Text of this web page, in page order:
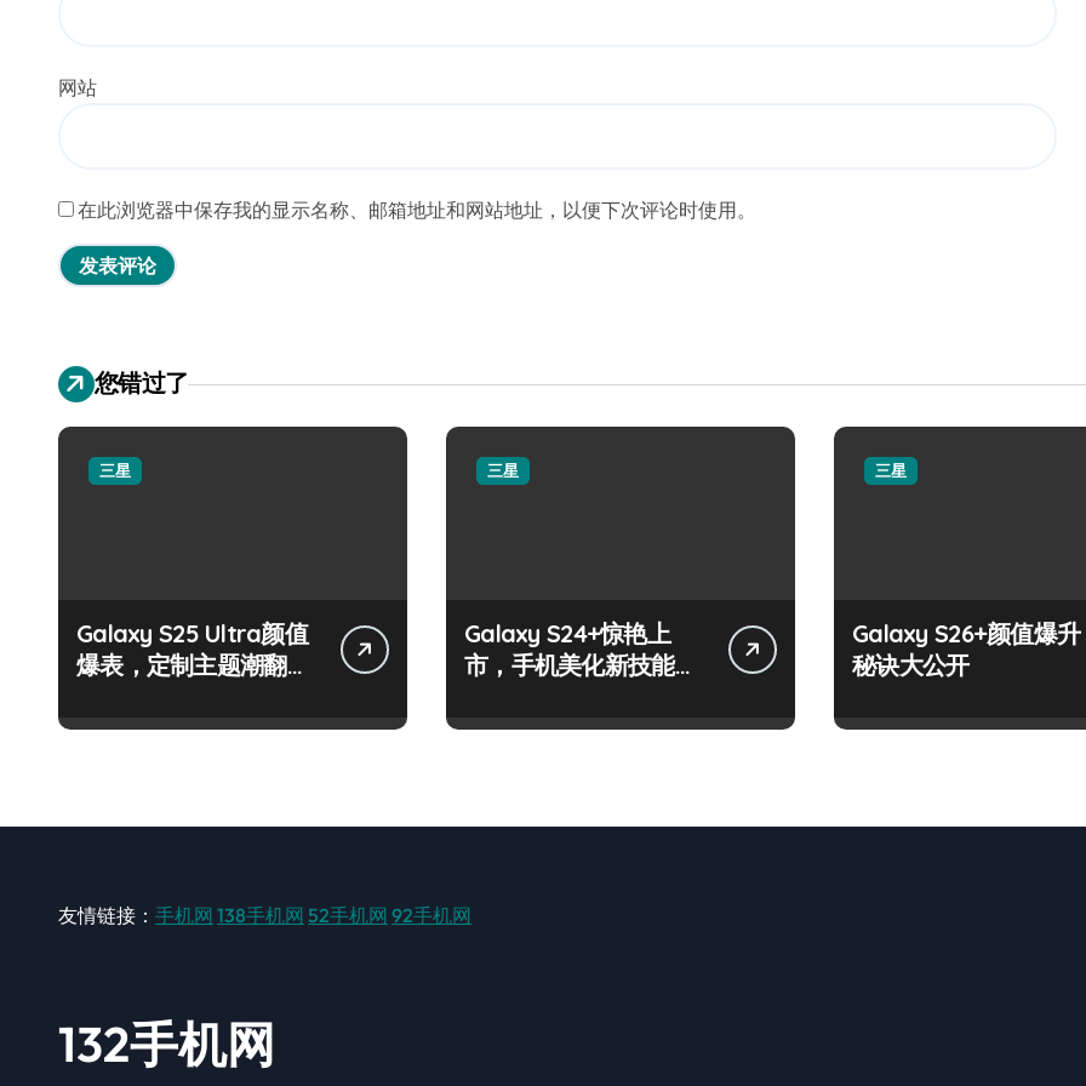
网站
在此浏览器中保存我的显示名称、邮箱地址和网站地址，以便下次评论时使用。
您错过了
三星
Galaxy S25 Ultra颜值
爆表，定制主题潮翻
三星
Galaxy S24+惊艳上
市，手机美化新技能掌
三星
Galaxy S26+颜值爆升
秘诀大公开
友情链接： 手机网 138手机网 52手机网 92手机网
132手机网